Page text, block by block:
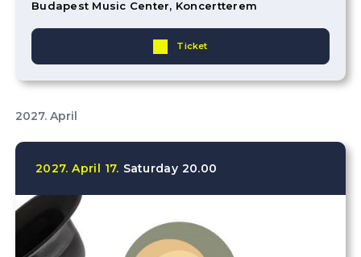
Budapest Music Center, Koncertterem
Ticket
2027. April
2027. April 17. Saturday 20.00